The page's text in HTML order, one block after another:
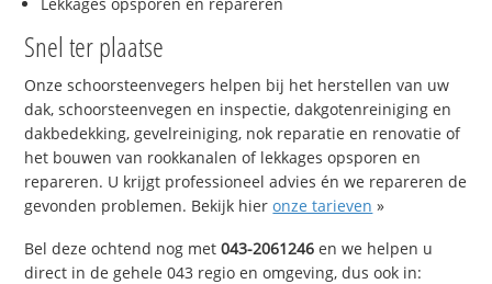
Snel ter plaatse
Onze schoorsteenvegers helpen bij het herstellen van uw
dak, schoorsteenvegen en inspectie, dakgotenreiniging en
dakbedekking, gevelreiniging, nok reparatie en renovatie of
het bouwen van rookkanalen of lekkages opsporen en
repareren. U krijgt professioneel advies én we repareren de
gevonden problemen. Bekijk hieronze tarieven »
Bel deze ochtend nog met043-2061246 en we helpen u
direct in de gehele 043 regio en omgeving, dus ook in: